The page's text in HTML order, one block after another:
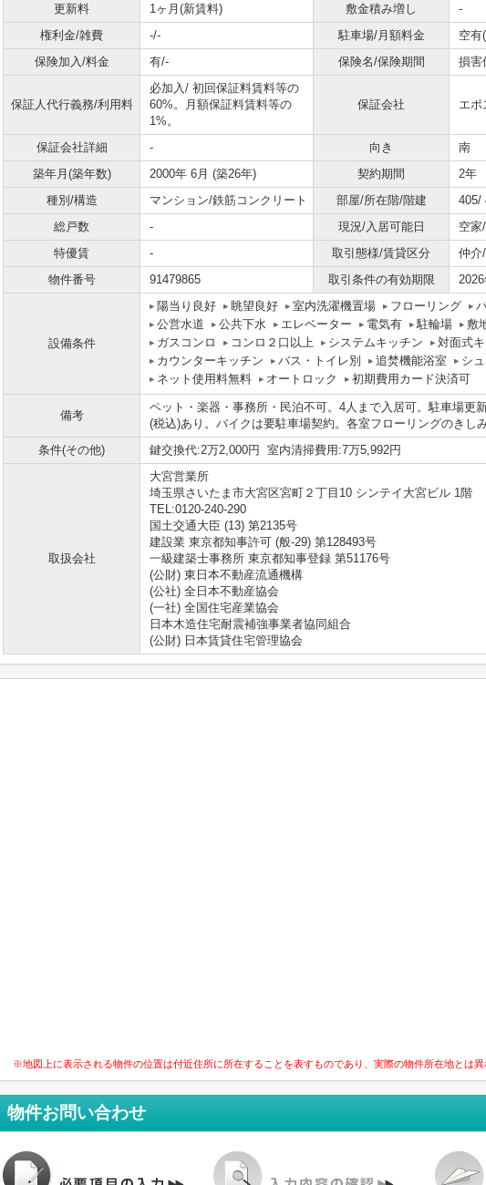
更新料
1ヶ月(新賃料) 敷金積み増し
-
権利金/雑費
-/- 駐車場/月額料金
空有
保険加入/料金
有/- 保険名/保険期間 損害
保証人代行義務/利用料
必加入/ 初回保証料賃料等の
60%。月額保証料賃料等の
1%。
保証会社 エポ
保証会社詳細 - 向き
南
築年月(築年数)
2000年 6月 (築26年) 契約期間
2年
種別/構造
マンション/鉄筋コンクリート 部屋/所在階/階建
405/
総戸数
- 現況/入居可能日
空家
特優賃
- 取引態様/賃貸区分
仲介
物件番号
91479865 取引条件の有効期限
設備条件
陽当り良好 眺望良好 室内洗濯機置場 フローリング
公営水道
公共下水 エレベーター 電気有 駐輪場
敷
ガスコンロ
コンロ２口以上 システムキッチン
対面式
カウンターキッチン
バス・トイレ別 追焚機能浴室 シ
ネット使用料無料
オートロック 初期費用カード決済可
備考
ペット・楽器・事務所・民泊不可。4人まで入居可。駐車場更
(税込)あり。バイクは要駐車場契約。各室フローリングのきし
条件(その他)
鍵交換代:2万2,000円 室内清掃費用:7万5,992円
取扱会社
大宮営業所
埼玉県さいたま市大宮区宮町２丁目10 シンテイ大宮ビル 1階
TEL:0120-240-290
国土交通大臣 (13) 第2135号
建設業 東京都知事許可 (般-29) 第128493号
一級建築士事務所 東京都知事登録 第51176号
(公財) 東日本不動産流通機構
(公社) 全日本不動産協会
(一社) 全国住宅産業協会
日本木造住宅耐震補強事業者協同組合
(公財) 日本賃貸住宅管理協会
※地図上に表示される物件の位置は付近住所に所在することを表すものであり、実際の物件所在地とは異
物件お問い合わせ